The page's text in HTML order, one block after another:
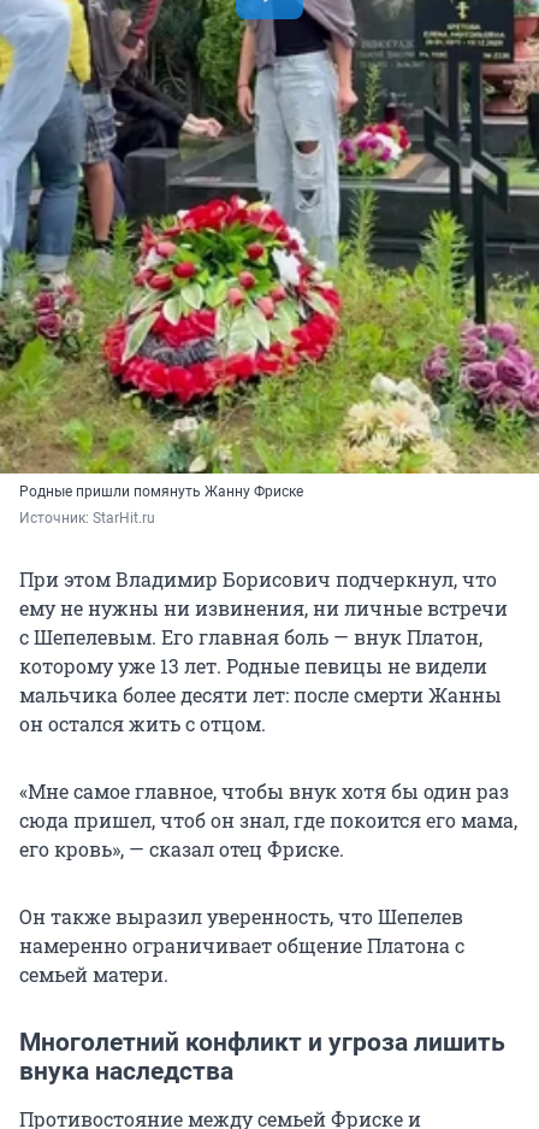
Родные пришли помянуть Жанну Фриске
Источник: StarHit.ru
При этом Владимир Борисович подчеркнул, что
ему не нужны ни извинения, ни личные встречи
с Шепелевым. Его главная боль — внук Платон,
которому уже 13 лет. Родные певицы не видели
мальчика более десяти лет: после смерти Жанны
он остался жить с отцом.
«Мне самое главное, чтобы внук хотя бы один раз
сюда пришел, чтоб он знал, где покоится его мама,
его кровь», — сказал отец Фриске.
Он также выразил уверенность, что Шепелев
намеренно ограничивает общение Платона с
семьей матери.
Многолетний конфликт и угроза лишить
внука наследства
Противостояние между семьей Фриске и